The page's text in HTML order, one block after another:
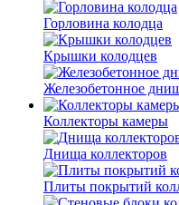
Горловина колодца
Крышки колодцев
Железобетонное
Коллекторы камеры
Днища коллекторов
Плиты покрытий